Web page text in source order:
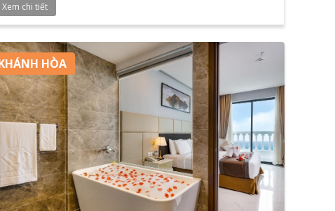
Xem chi tiết
HÒA